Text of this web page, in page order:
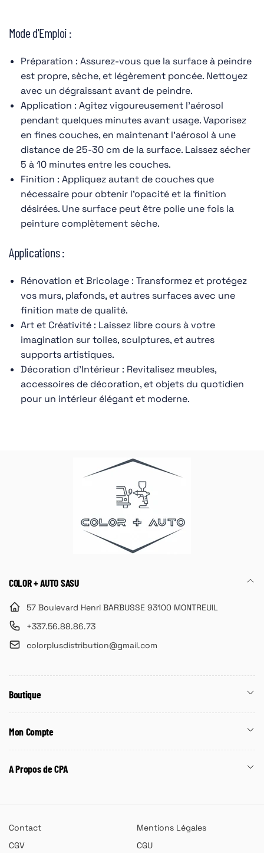
Mode d'Emploi :
Préparation : Assurez-vous que la surface à peindre
est propre, sèche, et légèrement poncée. Nettoyez
avec un dégraissant avant de peindre.
Application : Agitez vigoureusement l'aérosol
pendant quelques minutes avant usage. Vaporisez
en fines couches, en maintenant l'aérosol à une
distance de 25-30 cm de la surface. Laissez sécher
5 à 10 minutes entre les couches.
Finition : Appliquez autant de couches que
nécessaire pour obtenir l'opacité et la finition
désirées. Une surface peut être polie une fois la
peinture complètement sèche.
Applications :
Rénovation et Bricolage : Transformez et protégez
vos murs, plafonds, et autres surfaces avec une
finition mate de qualité.
Art et Créativité : Laissez libre cours à votre
imagination sur toiles, sculptures, et autres
supports artistiques.
Décoration d'Intérieur : Revitalisez meubles,
accessoires de décoration, et objets du quotidien
pour un intérieur élégant et moderne.
COLOR + AUTO SASU
57 Boulevard Henri BARBUSSE 93100 MONTREUIL
+337.56.88.86.73
colorplusdistribution@gmail.com
Boutique
Mon Compte
A Propos de CPA
Contact
Mentions Légales
CGV
CGU